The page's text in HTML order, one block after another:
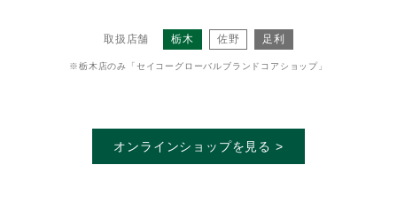
取扱店舗 栃木 佐野 足利
※栃木店のみ「セイコーグローバルブランドコアショップ」
オンラインショップを見る >